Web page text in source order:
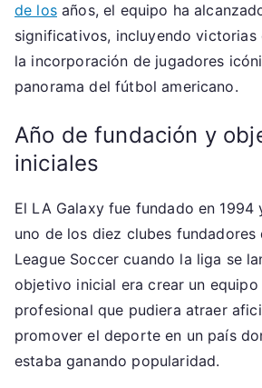
de losaños, el equipo ha
significativos, incluyendo victorias
la incorporación de jugadores
panorama del fútbol americano.
Año de fundación y
iniciales
El LA Galaxy fue fundado en
uno de los diez clubes fundadores
League Soccer cuando la liga se
objetivo inicial era crear un
profesional que pudiera atraer
promover el deporte en un país
estaba ganando popularidad.